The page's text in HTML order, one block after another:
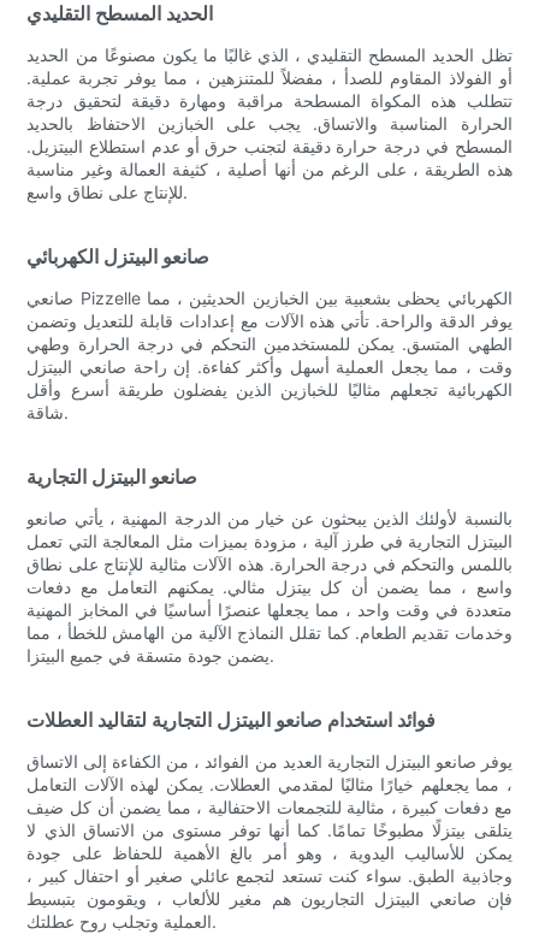
الحديد المسطح التقليدي
تظل الحديد المسطح التقليدي ، الذي غالبًا ما يكون مصنوعًا من الحديد
أو الفولاذ المقاوم للصدأ ، مفضلاً للمتنزهين ، مما يوفر تجربة عملية.
تتطلب هذه المكواة المسطحة مراقبة ومهارة دقيقة لتحقيق درجة
الحرارة المناسبة والاتساق. يجب على الخبازين الاحتفاظ بالحديد
المسطح في درجة حرارة دقيقة لتجنب حرق أو عدم استطلاع البيتزيل.
هذه الطريقة ، على الرغم من أنها أصلية ، كثيفة العمالة وغير مناسبة
للإنتاج على نطاق واسع.
صانعو البيتزل الكهربائي
صانعي Pizzelle الكهربائي يحظى بشعبية بين الخبازين الحديثين ، مما
يوفر الدقة والراحة. تأتي هذه الآلات مع إعدادات قابلة للتعديل وتضمن
الطهي المتسق. يمكن للمستخدمين التحكم في درجة الحرارة وطهي
وقت ، مما يجعل العملية أسهل وأكثر كفاءة. إن راحة صانعي البيتزل
الكهربائية تجعلهم مثاليًا للخبازين الذين يفضلون طريقة أسرع وأقل
شاقة.
صانعو البيتزل التجارية
بالنسبة لأولئك الذين يبحثون عن خيار من الدرجة المهنية ، يأتي صانعو
البيتزل التجارية في طرز آلية ، مزودة بميزات مثل المعالجة التي تعمل
باللمس والتحكم في درجة الحرارة. هذه الآلات مثالية للإنتاج على نطاق
واسع ، مما يضمن أن كل بيتزل مثالي. يمكنهم التعامل مع دفعات
متعددة في وقت واحد ، مما يجعلها عنصرًا أساسيًا في المخابز المهنية
وخدمات تقديم الطعام. كما تقلل النماذج الآلية من الهامش للخطأ ، مما
يضمن جودة متسقة في جميع البيتزا.
فوائد استخدام صانعو البيتزل التجارية لتقاليد العطلات
يوفر صانعو البيتزل التجارية العديد من الفوائد ، من الكفاءة إلى الاتساق
، مما يجعلهم خيارًا مثاليًا لمقدمي العطلات. يمكن لهذه الآلات التعامل
مع دفعات كبيرة ، مثالية للتجمعات الاحتفالية ، مما يضمن أن كل ضيف
يتلقى بيتزلًا مطبوخًا تمامًا. كما أنها توفر مستوى من الاتساق الذي لا
يمكن للأساليب اليدوية ، وهو أمر بالغ الأهمية للحفاظ على جودة
وجاذبية الطبق. سواء كنت تستعد لتجمع عائلي صغير أو احتفال كبير ،
فإن صانعي البيتزل التجاريون هم مغير للألعاب ، ويقومون بتبسيط
العملية وتجلب روح عطلتك.